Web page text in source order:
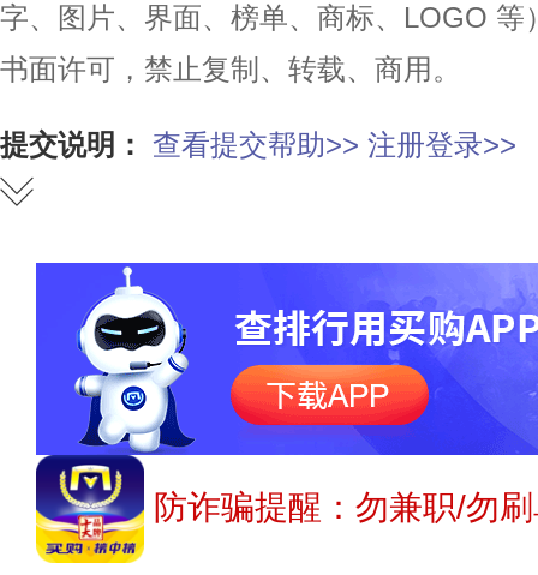
字、图片、界面、榜单、商标、LOGO
书面许可，禁止复制、转载、商用。
提交说明： 查看提交帮助>> 注册登录>>
防诈骗提醒：勿兼职/勿